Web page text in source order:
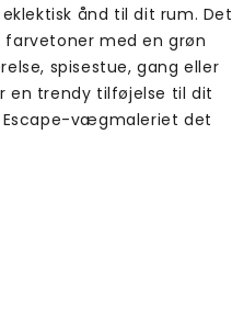
ånd til dit rum. Det
med en grøn
spisestue, gang eller
en trendy tilføjelse til dit
Escape-vægmaleriet det